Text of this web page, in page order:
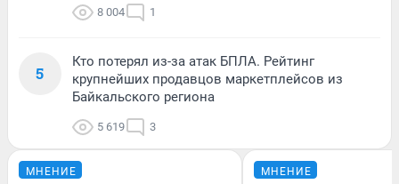
8 004 1
5
Кто потерял из-за атак БПЛА. Рейтинг
крупнейших продавцов маркетплейсов из
Байкальского региона
5 619 3
МНЕНИЕ МНЕНИЕ